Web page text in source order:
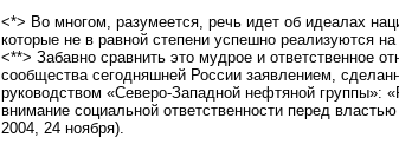
<*> Во многом, разумеется, речь идет об идеалах
которые не в равной степени успешно реализуются на
<**> Забавно сравнить это мудрое и ответственное
сообщества сегодняшней России заявлением,
руководством «Северо-Западной нефтяной группы»:
внимание социальной ответственности перед
2004, 24 ноября).